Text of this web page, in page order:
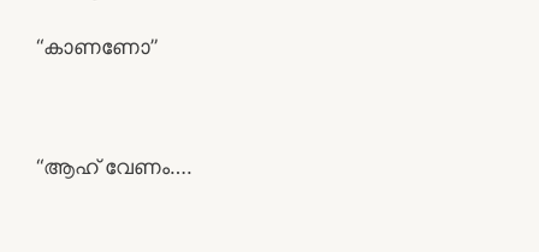
“കാണണോ”
“ആഹ് വേണം….